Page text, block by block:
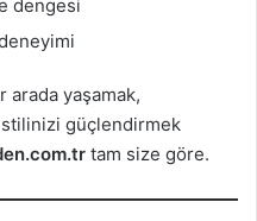
dengesi
arada yaşamak,
güçlendirmek
tam size göre.